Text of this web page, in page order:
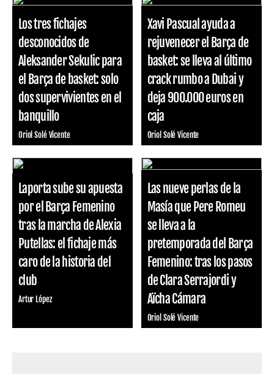
Los tres fichajes
desconocidos de
Aleksander Sekulic para
el Barça de basket: solo
dos supervivientes en el
banquillo
Oriol Solé Vicente
Xavi Pascual ayuda a
rejuvenecer el Barça de
basket: se lleva al último
crack rumbo a Dubai y
deja 900.000 euros en
caja
Oriol Solé Vicente
Laporta sube su apuesta
por el Barça Femenino
tras la marcha de Alexia
Putellas: el fichaje más
caro de la historia del
club
Artur López
Las nueve perlas de la
Masía que Pere Romeu
se lleva a la
pretemporada del Barça
Femenino: tras los pasos
de Clara Serrajordi y
Aïcha Cámara
Oriol Solé Vicente